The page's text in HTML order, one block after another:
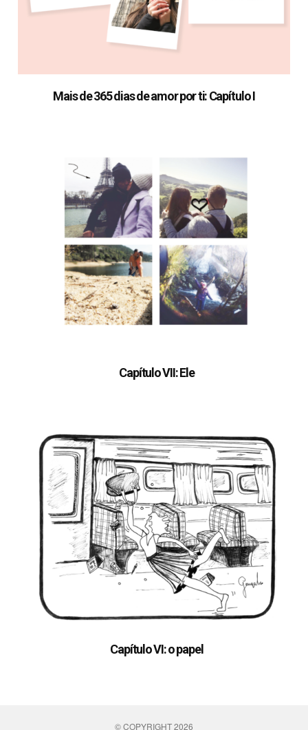
Mais de 365 dias de amor por ti: Capítulo I
Capítulo VII: Ele
Capítulo VI: o papel
© COPYRIGHT 2026